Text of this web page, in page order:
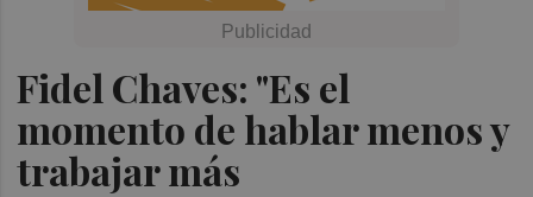
Fidel Chaves: "Es el
momento de hablar menos y
trabajar más